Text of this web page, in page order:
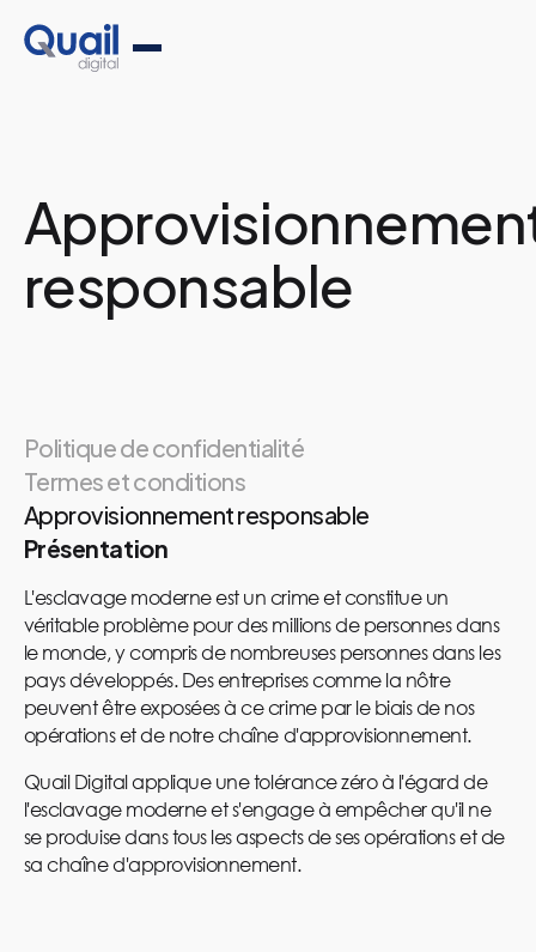
responsable
Politique de confidentialité
Termes et conditions
Approvisionnement responsable
Présentation
L'esclavage moderne est un crime et constitue un
véritable problème pour des millions de personnes dans
le monde, y compris de nombreuses personnes dans les
pays développés. Des entreprises comme la nôtre
peuvent être exposées à ce crime par le biais de nos
opérations et de notre chaîne d'approvisionnement.
Quail Digital applique une tolérance zéro à l'égard de
l'esclavage moderne et s'engage à empêcher qu'il ne
se produise dans tous les aspects de ses opérations et de
sa chaîne d'approvisionnement.